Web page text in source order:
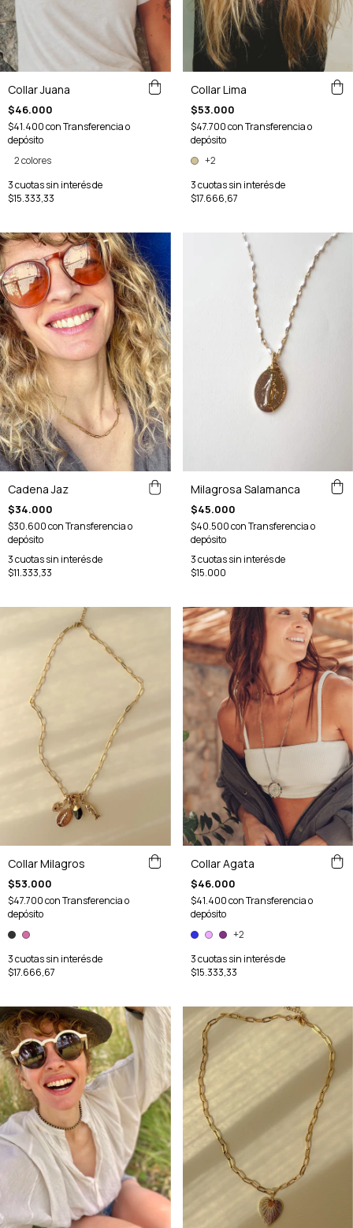
Collar Juana
$46.000
$41.400conTransferencia o
depósito
2 colores
3cuotas sin interés de
$15.333,33
Collar Lima
$53.000
$47.700conTransferencia o
depósito
+2
3cuotas sin interés de
$17.666,67
Cadena Jaz
$34.000
$30.600conTransferencia o
depósito
3cuotas sin interés de
$11.333,33
Milagrosa Salamanca
$45.000
$40.500conTransferencia o
depósito
3cuotas sin interés de
$15.000
Collar Milagros
$53.000
$47.700conTransferencia o
depósito
3cuotas sin interés de
$17.666,67
Collar Agata
$46.000
$41.400conTransferencia o
depósito
+2
3cuotas sin interés de
$15.333,33